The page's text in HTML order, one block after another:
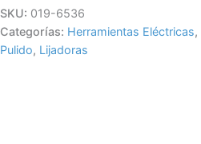
SKU: 019-6536
Categorías: Herramientas Eléctricas,
Pulido, Lijadoras